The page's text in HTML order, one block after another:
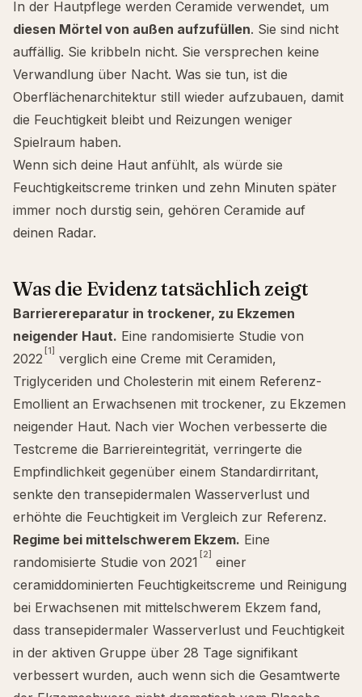
In der Hautpflege werden Ceramide verwendet, um
diesen Mörtel von außen aufzufüllen. Sie sind nicht
auffällig. Sie kribbeln nicht. Sie versprechen keine
Verwandlung über Nacht. Was sie tun, ist die
Oberflächenarchitektur still wieder aufzubauen, damit
die Feuchtigkeit bleibt und Reizungen weniger
Spielraum haben.
Wenn sich deine Haut anfühlt, als würde sie
Feuchtigkeitscreme trinken und zehn Minuten später
immer noch durstig sein, gehören Ceramide auf
deinen Radar.
Was die Evidenz tatsächlich zeigt
Barrierereparatur in trockener, zu Ekzemen
neigender Haut. Eine randomisierte Studie von
2022 [1] verglich eine Creme mit Ceramiden,
Triglyceriden und Cholesterin mit einem Referenz-
Emollient an Erwachsenen mit trockener, zu Ekzemen
neigender Haut. Nach vier Wochen verbesserte die
Testcreme die Barriereintegrität, verringerte die
Empfindlichkeit gegenüber einem Standardirritant,
senkte den transepidermalen Wasserverlust und
erhöhte die Feuchtigkeit im Vergleich zur Referenz.
Regime bei mittelschwerem Ekzem. Eine
randomisierte Studie von 2021 [2] einer
ceramiddominierten Feuchtigkeitscreme und Reinigung
bei Erwachsenen mit mittelschwerem Ekzem fand,
dass transepidermaler Wasserverlust und Feuchtigkeit
in der aktiven Gruppe über 28 Tage signifikant
verbessert wurden, auch wenn sich die Gesamtwerte